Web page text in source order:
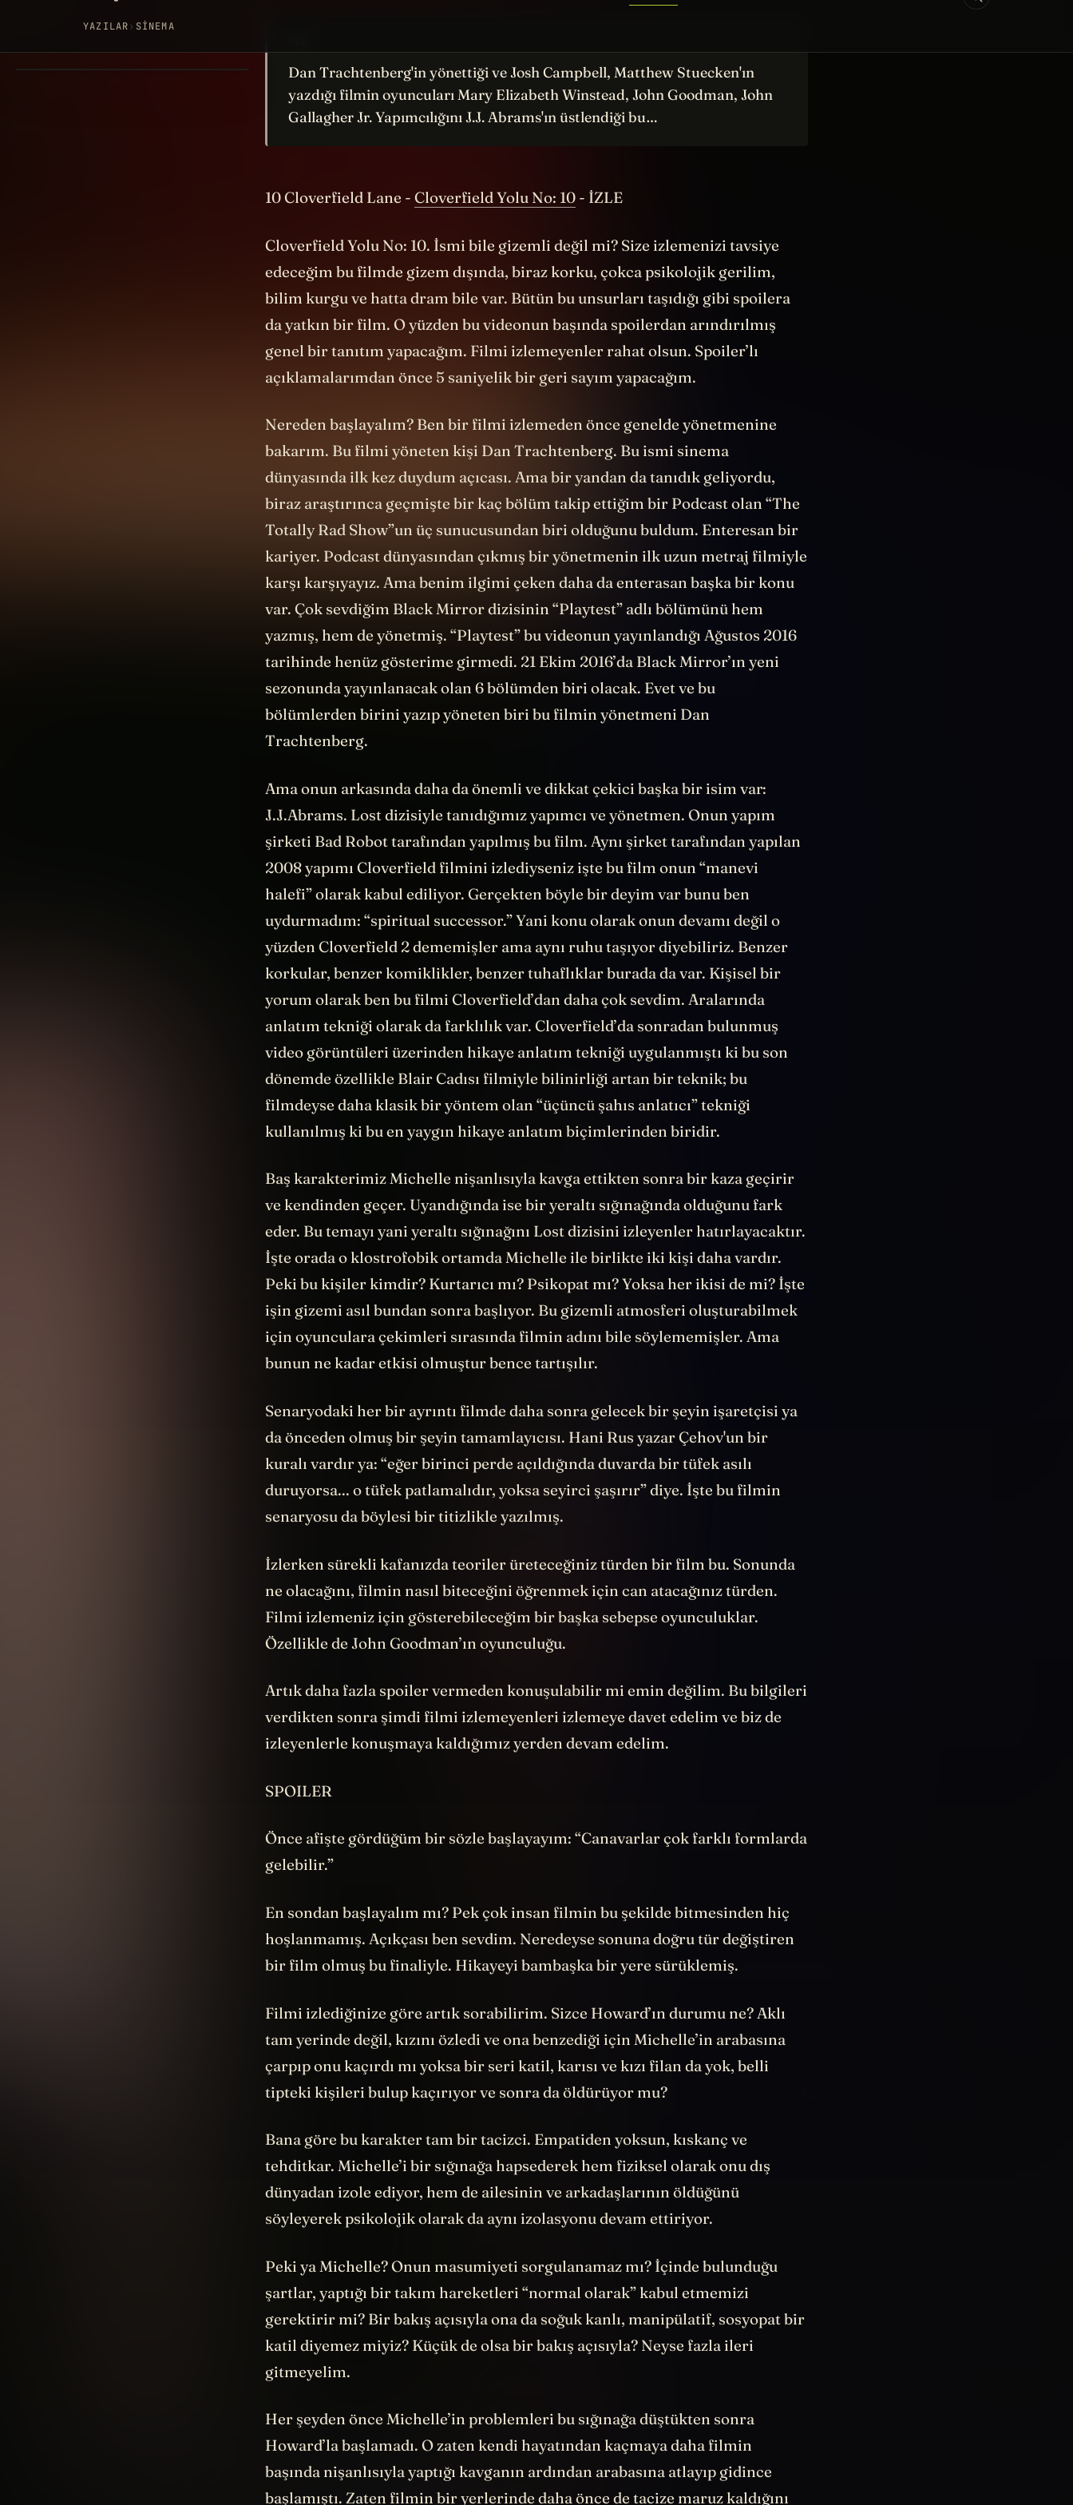
ÖZET
Dan Trachtenberg'in yönettiği ve Josh Campbell, Matthew Stuecken'ın
yazdığı filmin oyuncuları Mary Elizabeth Winstead, John Goodman, John
Gallagher Jr. Yapımcılığını J.J. Abrams'ın üstlendiği bu…
Cloverfield Yolu No: 10
Cloverfield Yolu No: 10. İsmi bile gizemli değil mi? Size izlemenizi tavsiye
edeceğim bu filmde gizem dışında, biraz korku, çokca psikolojik gerilim,
bilim kurgu ve hatta dram bile var. Bütün bu unsurları taşıdığı gibi spoilera
da yatkın bir film. O yüzden bu videonun başında spoilerdan arındırılmış
genel bir tanıtım yapacağım. Filmi izlemeyenler rahat olsun. Spoiler’lı
açıklamalarımdan önce 5 saniyelik bir geri sayım yapacağım.
Nereden başlayalım? Ben bir filmi izlemeden önce genelde yönetmenine
bakarım. Bu filmi yöneten kişi Dan Trachtenberg. Bu ismi sinema
dünyasında ilk kez duydum açıcası. Ama bir yandan da tanıdık geliyordu,
biraz araştırınca geçmişte bir kaç bölüm takip ettiğim bir Podcast olan “The
Totally Rad Show”un üç sunucusundan biri olduğunu buldum. Enteresan bir
kariyer. Podcast dünyasından çıkmış bir yönetmenin ilk uzun metraj filmiyle
karşı karşıyayız. Ama benim ilgimi çeken daha da enterasan başka bir konu
var. Çok sevdiğim Black Mirror dizisinin “Playtest” adlı bölümünü hem
yazmış, hem de yönetmiş. “Playtest” bu videonun yayınlandığı Ağustos 2016
tarihinde henüz gösterime girmedi. 21 Ekim 2016’da Black Mirror’ın yeni
sezonunda yayınlanacak olan 6 bölümden biri olacak. Evet ve bu
bölümlerden birini yazıp yöneten biri bu filmin yönetmeni Dan
Trachtenberg.
Ama onun arkasında daha da önemli ve dikkat çekici başka bir isim var:
J.J.Abrams. Lost dizisiyle tanıdığımız yapımcı ve yönetmen. Onun yapım
şirketi Bad Robot tarafından yapılmış bu film. Aynı şirket tarafından yapılan
2008 yapımı Cloverfield filmini izlediyseniz işte bu film onun “manevi
halefi” olarak kabul ediliyor. Gerçekten böyle bir deyim var bunu ben
uydurmadım: “spiritual successor.” Yani konu olarak onun devamı değil o
yüzden Cloverfield 2 dememişler ama aynı ruhu taşıyor diyebiliriz. Benzer
korkular, benzer komiklikler, benzer tuhaflıklar burada da var. Kişisel bir
yorum olarak ben bu filmi Cloverfield’dan daha çok sevdim. Aralarında
anlatım tekniği olarak da farklılık var. Cloverfield’da sonradan bulunmuş
video görüntüleri üzerinden hikaye anlatım tekniği uygulanmıştı ki bu son
dönemde özellikle Blair Cadısı filmiyle bilinirliği artan bir teknik; bu
filmdeyse daha klasik bir yöntem olan “üçüncü şahıs anlatıcı” tekniği
kullanılmış ki bu en yaygın hikaye anlatım biçimlerinden biridir.
Baş karakterimiz Michelle nişanlısıyla kavga ettikten sonra bir kaza geçirir
ve kendinden geçer. Uyandığında ise bir yeraltı sığınağında olduğunu fark
eder. Bu temayı yani yeraltı sığınağını Lost dizisini izleyenler hatırlayacaktır.
İşte orada o klostrofobik ortamda Michelle ile birlikte iki kişi daha vardır.
Peki bu kişiler kimdir? Kurtarıcı mı? Psikopat mı? Yoksa her ikisi de mi? İşte
işin gizemi asıl bundan sonra başlıyor. Bu gizemli atmosferi oluşturabilmek
için oyunculara çekimleri sırasında filmin adını bile söylememişler. Ama
bunun ne kadar etkisi olmuştur bence tartışılır.
Senaryodaki her bir ayrıntı filmde daha sonra gelecek bir şeyin işaretçisi ya
da önceden olmuş bir şeyin tamamlayıcısı. Hani Rus yazar Çehov'un bir
kuralı vardır ya: “eğer birinci perde açıldığında duvarda bir tüfek asılı
duruyorsa... o tüfek patlamalıdır, yoksa seyirci şaşırır” diye. İşte bu filmin
senaryosu da böylesi bir titizlikle yazılmış.
İzlerken sürekli kafanızda teoriler üreteceğiniz türden bir film bu. Sonunda
ne olacağını, filmin nasıl biteceğini öğrenmek için can atacağınız türden.
Filmi izlemeniz için gösterebileceğim bir başka sebepse oyunculuklar.
Özellikle de John Goodman’ın oyunculuğu.
Artık daha fazla spoiler vermeden konuşulabilir mi emin değilim. Bu bilgileri
verdikten sonra şimdi filmi izlemeyenleri izlemeye davet edelim ve biz de
izleyenlerle konuşmaya kaldığımız yerden devam edelim.
Önce afişte gördüğüm bir sözle başlayayım: “Canavarlar çok farklı formlarda
gelebilir.”
En sondan başlayalım mı? Pek çok insan filmin bu şekilde bitmesinden hiç
hoşlanmamış. Açıkçası ben sevdim. Neredeyse sonuna doğru tür değiştiren
bir film olmuş bu finaliyle. Hikayeyi bambaşka bir yere sürüklemiş.
Filmi izlediğinize göre artık sorabilirim. Sizce Howard’ın durumu ne? Aklı
tam yerinde değil, kızını özledi ve ona benzediği için Michelle’in arabasına
çarpıp onu kaçırdı mı yoksa bir seri katil, karısı ve kızı filan da yok, belli
tipteki kişileri bulup kaçırıyor ve sonra da öldürüyor mu?
Bana göre bu karakter tam bir tacizci. Empatiden yoksun, kıskanç ve
tehditkar. Michelle’i bir sığınağa hapsederek hem fiziksel olarak onu dış
dünyadan izole ediyor, hem de ailesinin ve arkadaşlarının öldüğünü
söyleyerek psikolojik olarak da aynı izolasyonu devam ettiriyor.
Peki ya Michelle? Onun masumiyeti sorgulanamaz mı? İçinde bulunduğu
şartlar, yaptığı bir takım hareketleri “normal olarak” kabul etmemizi
gerektirir mi? Bir bakış açısıyla ona da soğuk kanlı, manipülatif, sosyopat bir
katil diyemez miyiz? Küçük de olsa bir bakış açısıyla? Neyse fazla ileri
gitmeyelim.
Her şeyden önce Michelle’in problemleri bu sığınağa düştükten sonra
Howard’la başlamadı. O zaten kendi hayatından kaçmaya daha filmin
başında nişanlısıyla yaptığı kavganın ardından arabasına atlayıp gidince